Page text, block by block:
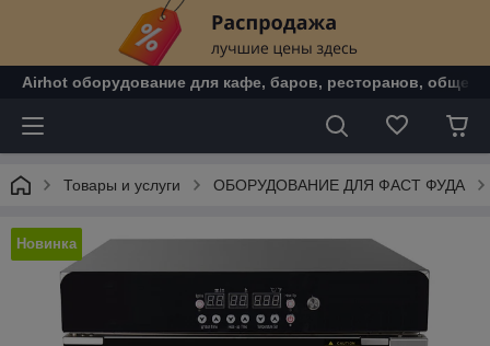
Airhot оборудование для кафе, баров, ресторанов,
Товары и услуги ОБОРУДОВАНИЕ ДЛЯ ФАСТ ФУДА
Новинка